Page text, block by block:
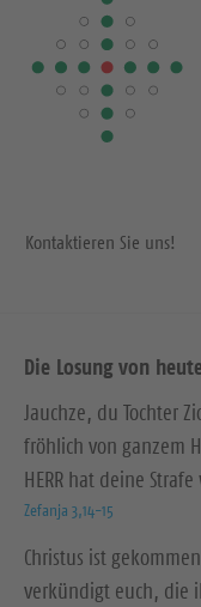
Kontaktieren Sie uns!
Die Losung von
Jauchze, du Tochter
fröhlich von ganzem
HERR hat deine
Zefanja 3,14-15
Christus ist
verkündigt euch, die